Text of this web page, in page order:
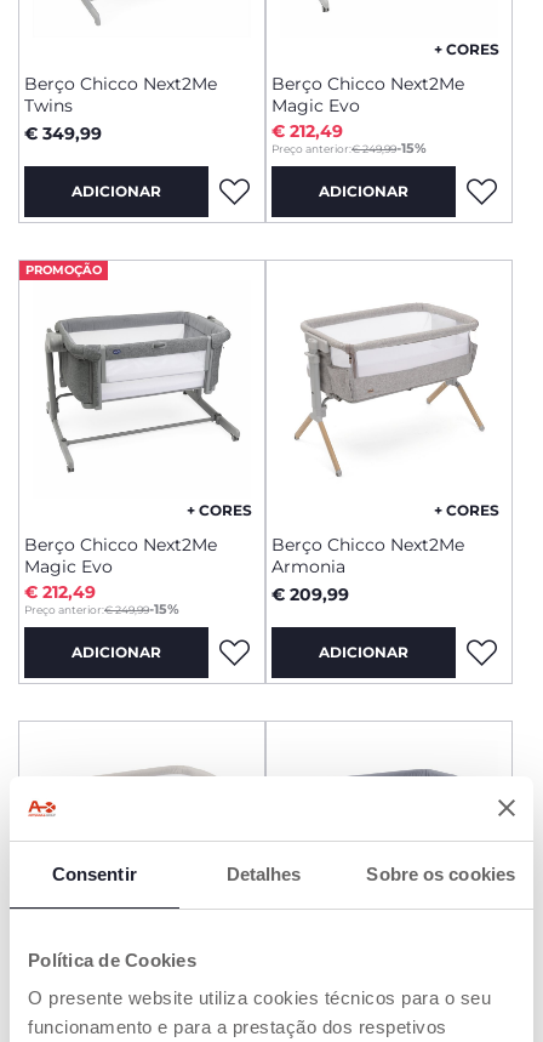
Consentir Detalhes Sobre os cookies
Política de Cookies
O presente website utiliza cookies técnicos para o seu
funcionamento e para a prestação dos respetivos
Berço Chicco Next2Me
Twins
€ 349,99
ADICIONAR
+ CORES
Berço Chicco Next2Me
Magic Evo
Preço anterior:€ 249,99-15%
to
€ 212,49
ADICIONAR
PROMOÇÃO
+ CORES
Berço Chicco Next2Me
Magic Evo
Preço anterior:€ 249,99-15%
to
€ 212,49
ADICIONAR
+ CORES
Berço Chicco Next2Me
Armonia
€ 209,99
ADICIONAR
+ CORES
Berço Chicco Next2Me
Armonia
Berço Chicco Next2me
Essential